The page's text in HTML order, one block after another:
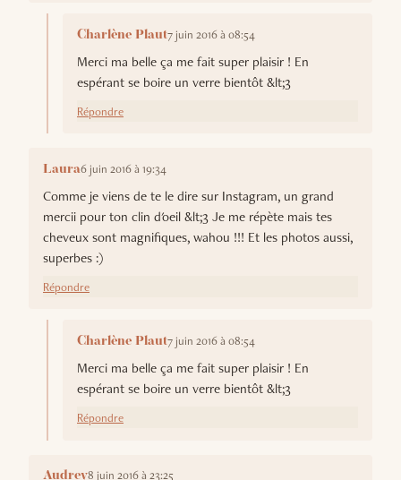
Charlène Plaut7 juin 2016 à 08:54
Merci ma belle ça me fait super plaisir ! En
espérant se boire un verre bientôt &lt;3
Répondre
Laura6 juin 2016 à 19:34
Comme je viens de te le dire sur Instagram, un grand
mercii pour ton clin d'oeil &lt;3 Je me répète mais tes
cheveux sont magnifiques, wahou !!! Et les photos aussi,
superbes :)
Répondre
Charlène Plaut7 juin 2016 à 08:54
Merci ma belle ça me fait super plaisir ! En
espérant se boire un verre bientôt &lt;3
Répondre
Audrey8 juin 2016 à 23:25